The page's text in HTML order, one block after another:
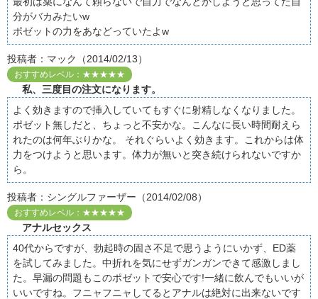
分がバカみたいw
ポゼットの力をあなどっていたよw
投稿者：マック（2014/02/13）
おすすめレベル：★★★★★
私、三度目の注文になります。
よく効きますので挿入していてもすぐに射精しなくなりました。
ポゼット無しだと、ちょっと不安かな。こんなに長い時間耐えら
れたのは何年ぶりかな。 それぐらいよく効きます。これからは体
力をつけようと思います。体力が無いと突き続けられないですか
ら。
投稿者：シングルファーザー（2014/02/08）
おすすめレベル：★★★★★
アナルセックス
40代からですが、勃起時の固さ不足で思うようにいかず、ED薬
を試してみました。中折れを気にせずガンガンできて感激しまし
た。早漏の問題もこのポゼットで安心です!一緒に飲んでもいいが
いいですね。フニャフニャしてるとアナルは絶対に出来ないです